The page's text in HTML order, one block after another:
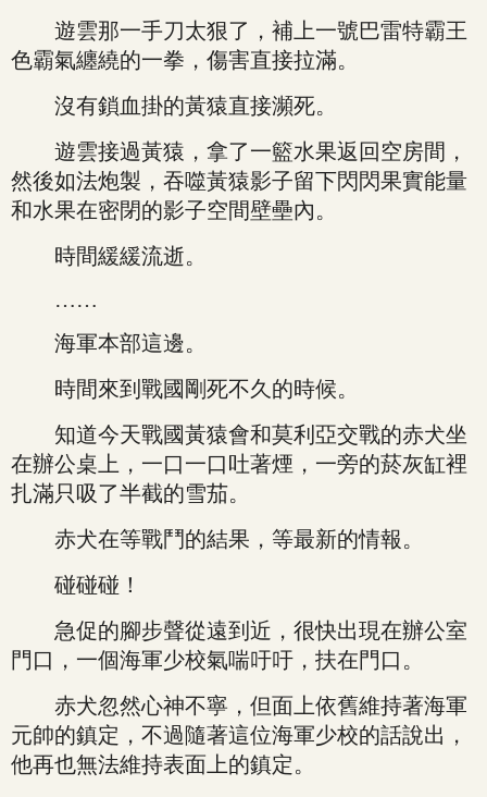
遊雲那一手刀太狠了，補上一號巴雷特霸王
色霸氣纏繞的一拳，傷害直接拉滿。
沒有鎖血掛的黃猿直接瀕死。
遊雲接過黃猿，拿了一籃水果返回空房間，
然後如法炮製，吞噬黃猿影子留下閃閃果實能量
和水果在密閉的影子空間壁壘內。
時間緩緩流逝。
……
海軍本部這邊。
時間來到戰國剛死不久的時候。
知道今天戰國黃猿會和莫利亞交戰的赤犬坐
在辦公桌上，一口一口吐著煙，一旁的菸灰缸裡
扎滿只吸了半截的雪茄。
赤犬在等戰鬥的結果，等最新的情報。
碰碰碰！
急促的腳步聲從遠到近，很快出現在辦公室
門口，一個海軍少校氣喘吁吁，扶在門口。
赤犬忽然心神不寧，但面上依舊維持著海軍
元帥的鎮定，不過隨著這位海軍少校的話說出，
他再也無法維持表面上的鎮定。